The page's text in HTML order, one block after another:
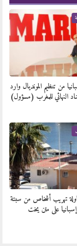
من تنظيم المونديال وارد
النهائي للمغرب (مسؤول)
تهريب أشخاص من سبتة
على متن يخت